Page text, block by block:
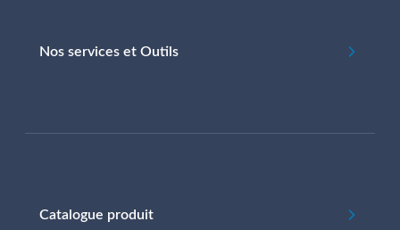
Nos services et Outils
Catalogue produit